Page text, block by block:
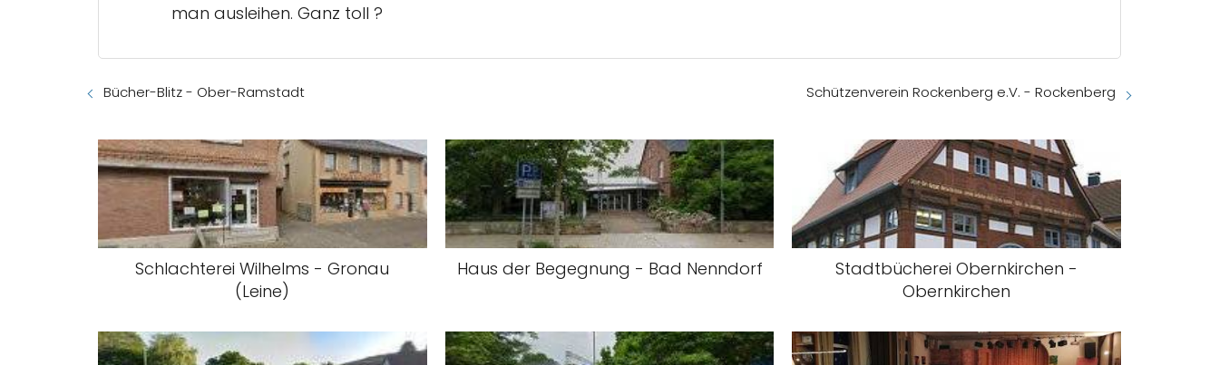
man ausleihen. Ganz toll ?
Bücher-Blitz - Ober-Ramstadt Schützenverein Rockenberg e.V. - Rockenberg
Schlachterei Wilhelms - Gronau
(Leine)
Haus der Begegnung - Bad Nenndorf
Stadtbücherei Obernkirchen -
Obernkirchen